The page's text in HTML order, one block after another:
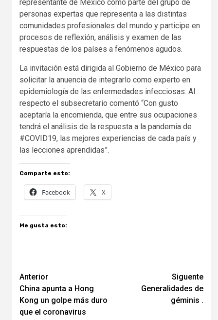
representante de México como parte del grupo de
personas expertas que representa a las distintas
comunidades profesionales del mundo y participe en
procesos de reflexión, análisis y examen de las
respuestas de los países a fenómenos agudos.
La invitación está dirigida al Gobierno de México para
solicitar la anuencia de integrarlo como experto en
epidemiología de las enfermedades infecciosas. Al
respecto el subsecretario comentó “Con gusto
aceptaría la encomienda, que entre sus ocupaciones
tendrá el análisis de la respuesta a la pandemia de
#COVID19, las mejores experiencias de cada país y
las lecciones aprendidas”.
Comparte esto:
Facebook X
Me gusta esto:
Navegación
de
entradas
Anterior
China apunta a Hong
Kong un golpe más duro
que el coronavirus
Siguente
Generalidades de
géminis .